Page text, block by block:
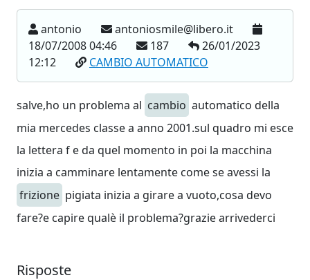
antonio
antoniosmile@libero.it
18/07/2008 04:46
187
26/01/2023
12:12
CAMBIO AUTOMATICO
salve,ho un problema al cambio automatico della
mia mercedes classe a anno 2001.sul quadro mi esce
la lettera f e da quel momento in poi la macchina
inizia a camminare lentamente come se avessi la
frizione pigiata inizia a girare a vuoto,cosa devo
fare?e capire qualè il problema?grazie arrivederci
Risposte